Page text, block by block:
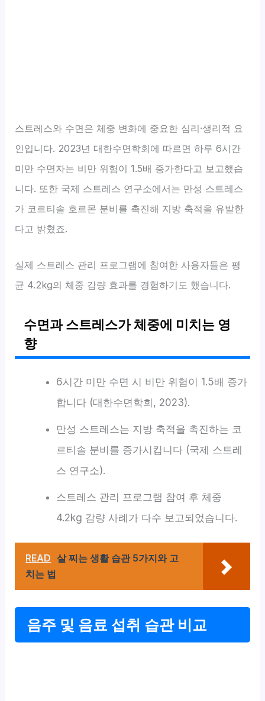
스트레스와 수면은 체중 변화에 중요한 심리·생리적 요
인입니다. 2023년 대한수면학회에 따르면 하루 6시간
미만 수면자는 비만 위험이 1.5배 증가한다고 보고했습
니다. 또한 국제 스트레스 연구소에서는 만성 스트레스
가 코르티솔 호르몬 분비를 촉진해 지방 축적을 유발한
다고 밝혔죠.
실제 스트레스 관리 프로그램에 참여한 사용자들은 평
균 4.2kg의 체중 감량 효과를 경험하기도 했습니다.
수면과 스트레스가 체중에 미치는 영
향
6시간 미만 수면 시 비만 위험이 1.5배 증가
합니다 (대한수면학회, 2023).
만성 스트레스는 지방 축적을 촉진하는 코
르티솔 분비를 증가시킵니다 (국제 스트레
스 연구소).
스트레스 관리 프로그램 참여 후 체중
4.2kg 감량 사례가 다수 보고되었습니다.
READ 살 찌는 생활 습관 5가지와 고
치는 법
음주 및 음료 섭취 습관 비교